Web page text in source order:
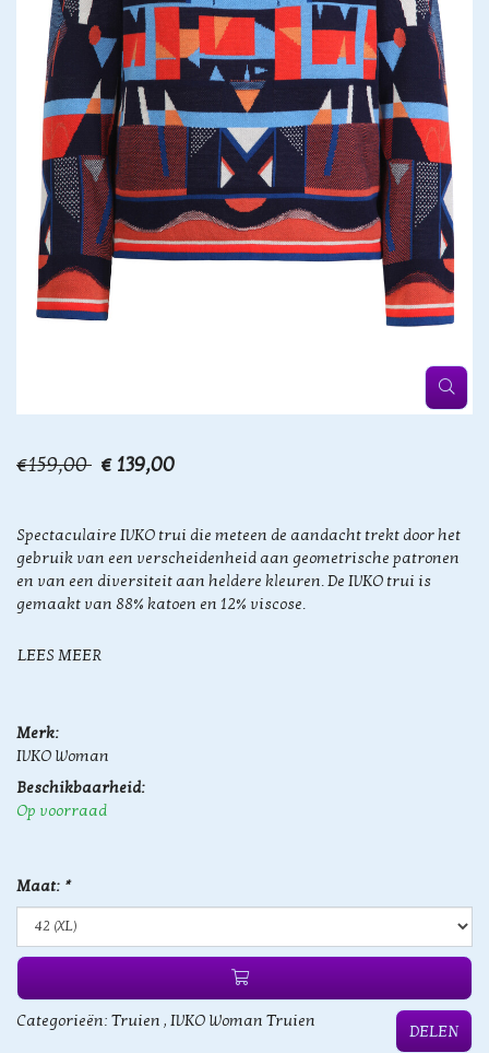
€159,00 € 139,00
Spectaculaire IVKO trui die meteen de aandacht trekt door het
gebruik van een verscheidenheid aan geometrische patronen
en van een diversiteit aan heldere kleuren. De IVKO trui is
gemaakt van 88% katoen en 12% viscose.
LEES MEER
Merk:
IVKO Woman
Beschikbaarheid:
Op voorraad
Maat: *
Categorieën: Truien , IVKO Woman Truien
DELEN